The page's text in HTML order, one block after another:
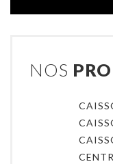
NOS